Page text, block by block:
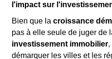
l'impact sur
Bien que la croissance
pas à elle seule de juger de
investissement immobilier,
démarquer les villes et les